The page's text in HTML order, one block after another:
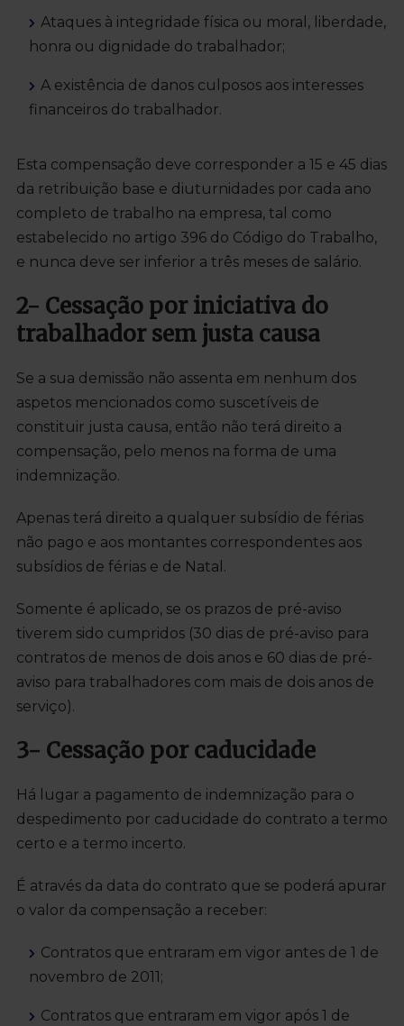
Ataques à integridade física ou moral, liberdade,
honra ou dignidade do trabalhador;
A existência de danos culposos aos interesses
financeiros do trabalhador.
Esta compensação deve corresponder a 15 e 45 dias
da retribuição base e diuturnidades por cada ano
completo de trabalho na empresa, tal como
estabelecido no artigo 396 do Código do Trabalho,
e nunca deve ser inferior a três meses de salário.
2- Cessação por iniciativa do
trabalhador sem justa causa
Se a sua demissão não assenta em nenhum dos
aspetos mencionados como suscetíveis de
constituir justa causa, então não terá direito a
compensação, pelo menos na forma de uma
indemnização.
Apenas terá direito a qualquer subsídio de férias
não pago e aos montantes correspondentes aos
subsídios de férias e de Natal.
Somente é aplicado, se os prazos de pré-aviso
tiverem sido cumpridos (30 dias de pré-aviso para
contratos de menos de dois anos e 60 dias de pré-
aviso para trabalhadores com mais de dois anos de
serviço).
3- Cessação por caducidade
Há lugar a pagamento de indemnização para o
despedimento por caducidade do contrato a termo
certo e a termo incerto.
É através da data do contrato que se poderá apurar
o valor da compensação a receber:
Contratos que entraram em vigor antes de 1 de
novembro de 2011;
Contratos que entraram em vigor após 1 de